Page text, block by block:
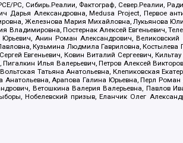
Сибирь.Реалии, Фактограф, Север.Реалии,
Александровна, Medusa Project, Первое
Железнова Мария Михайловна, Лукьянова
Постернак Алексей Евгеньевич,
Анин Роман Александрович,
Кузьмина Людмила Гавриловна,
Евгеньевич, Ковин Виталий Сергеевич,
Илья Валерьевич, Петров Алексей
Татьяна Анатольевна, Клепиковская
Арапова Галина Юрьевна, Перл
Ветошкина Валерия Валерьевна, Павлов
Нобелевский призыв, Еланчик Олег